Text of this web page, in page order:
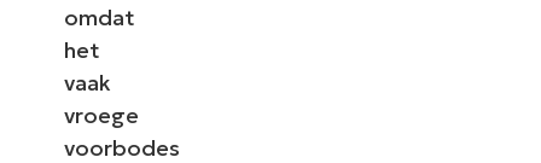
omdat
het
vaak
vroege
voorbodes